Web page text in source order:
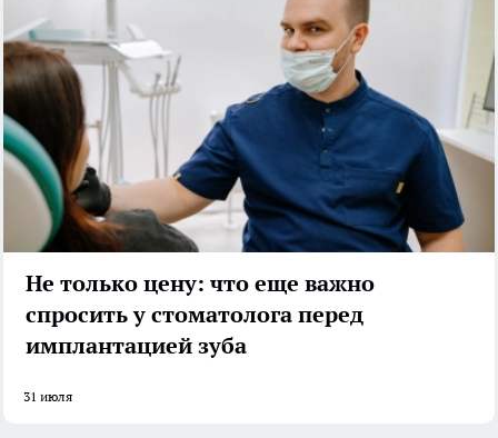
Не только цену: что еще важно
спросить у стоматолога перед
имплантацией зуба
31 июля